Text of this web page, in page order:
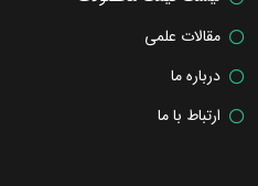
مقالات علمی
درباره ما
ارتباط با ما